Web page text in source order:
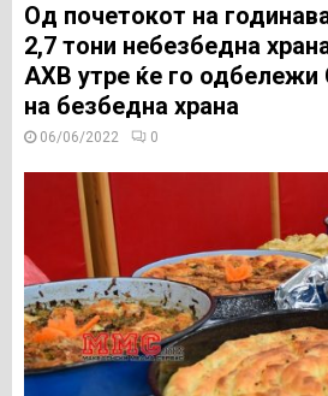
Од почетокот на
2,7 тони небезбедна
АХВ утре ќе го одбележи
на безбедна храна
06/06/2022 0